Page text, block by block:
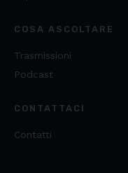
COSA ASCOLTARE
Trasmissioni
Podcast
CONTATTACI
Contatti